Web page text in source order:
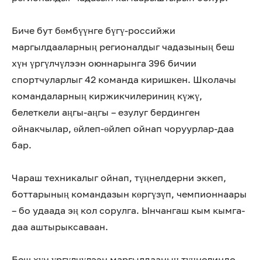
Биче бут бөмбүүнге бүгү-российжи
маргылдааларның регионалдыг чадазының беш
хүн үргүлчүлээн оюннарынга 396 бичии
спортчуларлыг 42 команда киришкен. Школачы
командаларның киржикчилериниң күжү,
белеткели аңгы-аңгы – езулуг бердинген
ойнакчылар, өйлеп-өйлеп ойнап чоруурлар-даа
бар.
Чараш техникалыг ойнап, түңнелдерни эккеп,
боттарының командазын көргүзүп, чемпионнаары
– бо удаада эң кол сорулга. Ынчангаш кым кымга-
даа аштырыксаваан.